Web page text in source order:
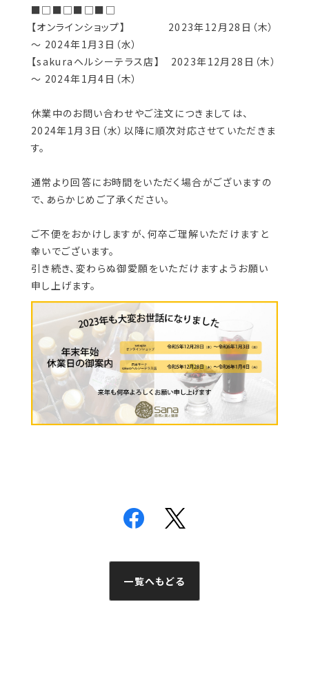
■□■□■□■□
【オンラインショップ】 2023年12月28日（木）
～ 2024年1月3日（水）
【sakuraヘルシーテラス店】 2023年12月28日（木）
～ 2024年1月4日（木）
休業中のお問い合わせやご注文につきましては、
2024年1月3日（水）以降に順次対応させていただきま
す。
通常より回答にお時間をいただく場合がございますの
で、あらかじめご了承ください。
ご不便をおかけしますが、何卒ご理解いただけますと
幸いでございます。
引き続き、変わらぬ御愛願をいただけますようお願い
申し上げます。
一覧へもどる